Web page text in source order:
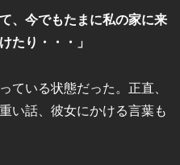
、今でもたまに私の家に来
たり・・・」
ている状態だった。正直、
い話、彼女にかける言葉も